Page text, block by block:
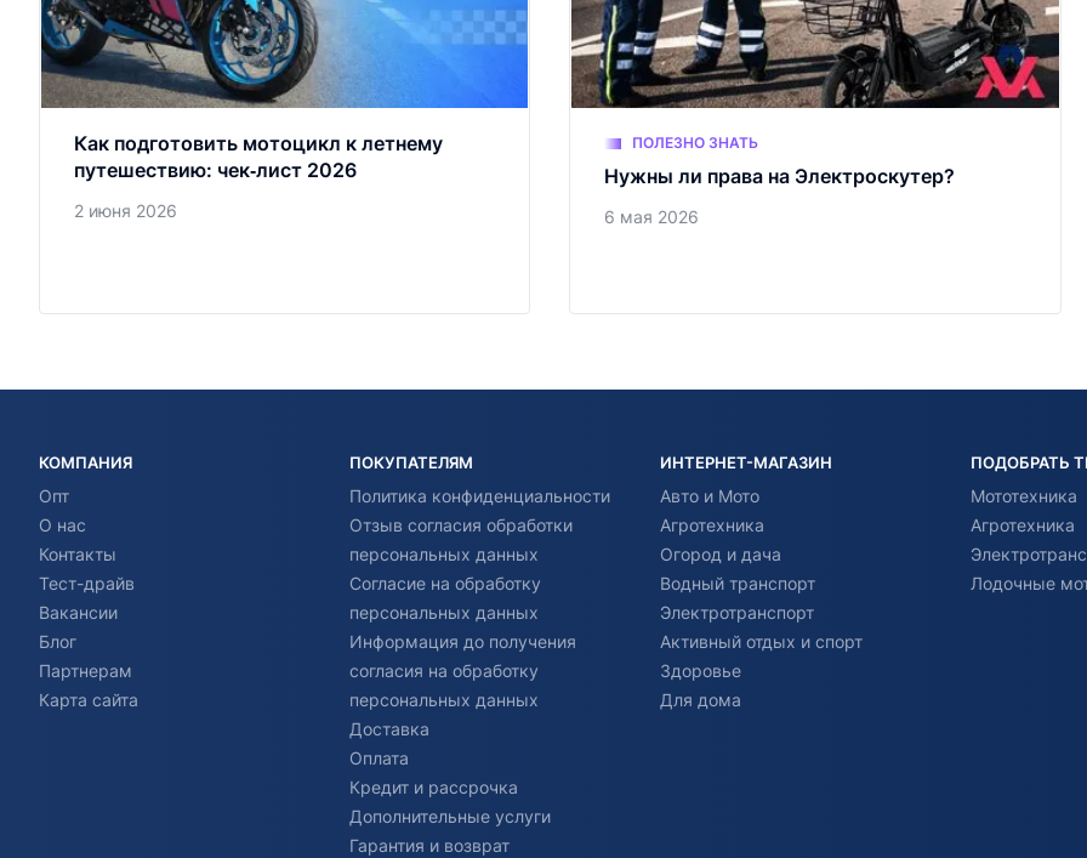
Как подготовить мотоцикл к летнему
путешествию: чек‑лист 2026
2 июня 2026
ПОЛЕЗНО ЗНАТЬ
Нужны ли права на Электроскутер?
6 мая 2026
КОМПАНИЯ
Опт
О нас
Контакты
Тест-драйв
Вакансии
Блог
Партнерам
Карта сайта
ПОКУПАТЕЛЯМ
Политика конфиденциальности
Отзыв согласия обработки
персональных данных
Согласие на обработку
персональных данных
Информация до получения
согласия на обработку
персональных данных
Доставка
Оплата
Кредит и рассрочка
Дополнительные услуги
Гарантия и возврат
ИНТЕРНЕТ-МАГАЗИН
Авто и Мото
Агротехника
Огород и дача
Водный транспорт
Электротранспорт
Активный отдых и спорт
Здоровье
Для дома
ПОДОБРАТЬ
Мототехника
Агротехника
Лодочные